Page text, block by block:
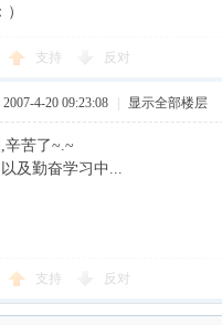
支持 反对
4-20 09:23:08 显示全部楼层
辛苦了~.~
及勤奋学习中...
支持 反对